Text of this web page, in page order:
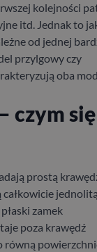
kolejności
itd. Jednak to
od jednej
przylgowy czy
oba
czym się
prostą
zamek
poza krawędź
równą